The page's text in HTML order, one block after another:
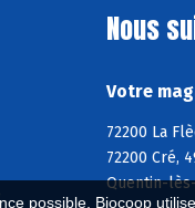
possible, Biocoop
Nous
Votre
72200 La
72200 Cré,
Quentin-